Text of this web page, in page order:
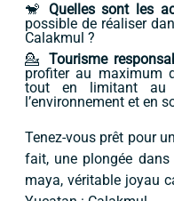
🐒 Quelles sont les
possible de réaliser
Calakmul ?
💁 Tourisme
profiter au maximum
tout en limitant au
l’environnement et en
Tenez-vous prêt pour
fait, une plongée
maya, véritable joyau